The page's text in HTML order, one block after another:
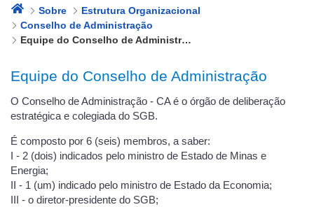
Sobre
Estrutura Organizacional
Conselho de Administração
Equipe do Conselho de Administração
Equipe do Conselho de Administração
O Conselho de Administração - CA é o órgão de deliberação
estratégica e colegiada do SGB.
É composto por 6 (seis) membros, a saber:
I - 2 (dois) indicados pelo ministro de Estado de Minas e
Energia;
II - 1 (um) indicado pelo ministro de Estado da Economia;
III - o diretor-presidente do SGB;